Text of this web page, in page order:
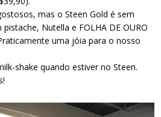
mas o Steen Gold é sem
Nutella e FOLHA DE OURO
uma jóia para o nosso
shake quando estiver no Steen.